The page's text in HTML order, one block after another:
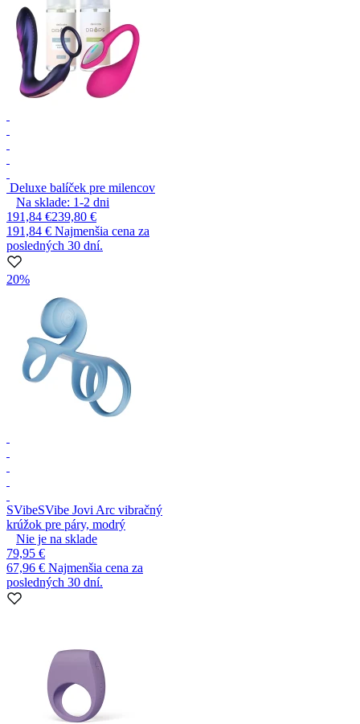
Deluxe balíček pre milencov
Na sklade: 1-2 dni
191,84 €239,80 €
191,84 € Najmenšia cena za
posledných 30 dní.
20%
SVibeSVibe Jovi Arc vibračný
krúžok pre páry, modrý
Nie je na sklade
79,95 €
67,96 € Najmenšia cena za
posledných 30 dní.